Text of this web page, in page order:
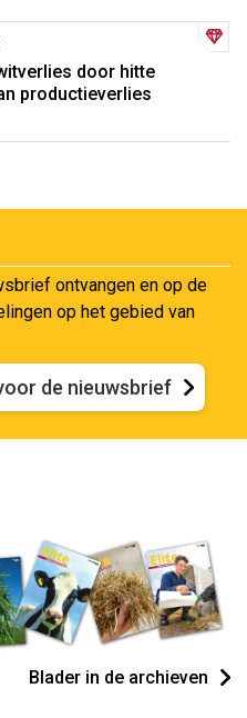
door hitte
productieverlies
ontvangen en op de
op het gebied van
de nieuwsbrief
Blader in de archieven